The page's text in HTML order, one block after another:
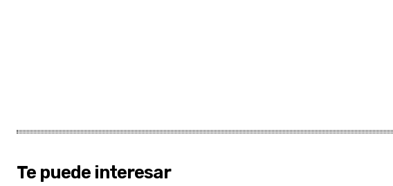
Te puede interesar